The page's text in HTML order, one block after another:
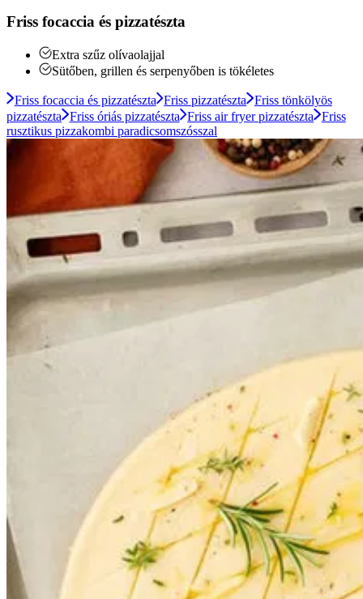
Friss focaccia és pizzatészta
Extra szűz olívaolajjal
Sütőben, grillen és serpenyőben is tökéletes
Friss focaccia és pizzatészta Friss pizzatészta Friss tönkölyös
pizzatészta
Friss óriás pizzatészta Friss air fryer pizzatészta Friss
rusztikus pizzakombi paradicsomszósszal